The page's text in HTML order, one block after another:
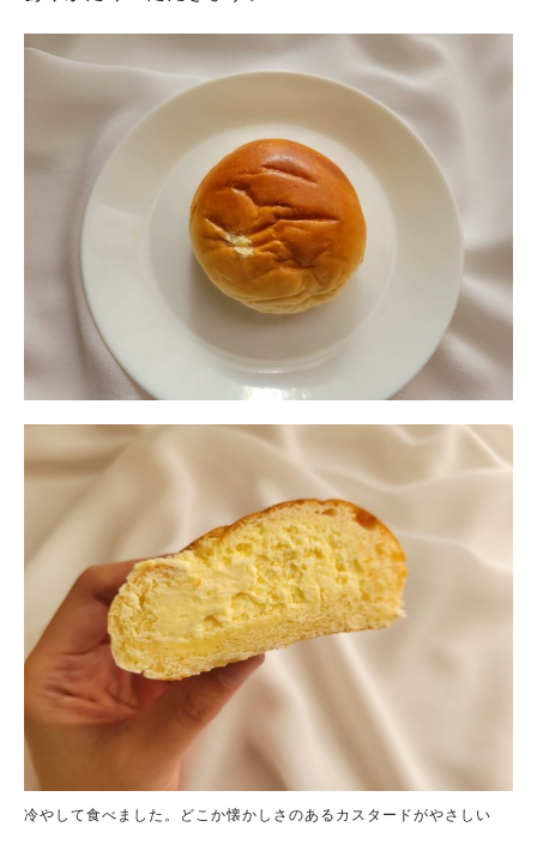
冷やして食べました。どこか懐かしさのあるカスタードがやさしい